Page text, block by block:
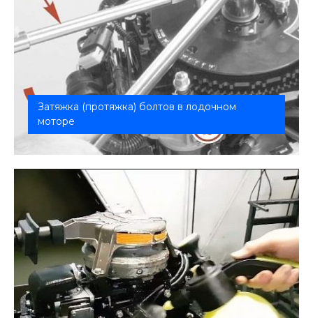
Затяжка (протяжка) болтов в лодочном
моторе
Правильная затяжка (протяжка) болтов —